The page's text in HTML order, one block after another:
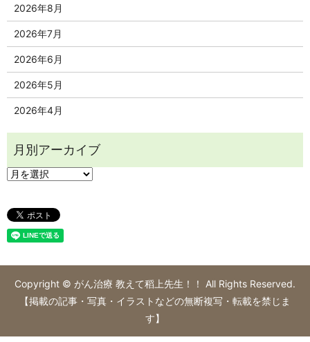
2026年8月
2026年7月
2026年6月
2026年5月
2026年4月
Copyright © がん治療 教えて稻上先生！！ All Rights Reserved.
【掲載の記事・写真・イラストなどの無断複写・転載を禁じま
す】